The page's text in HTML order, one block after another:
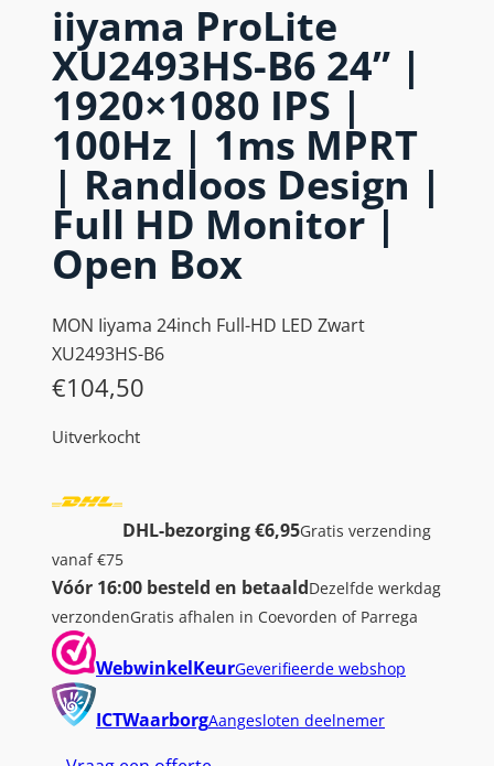
iiyama ProLite
XU2493HS-B6 24” |
1920×1080 IPS |
100Hz | 1ms MPRT
| Randloos Design |
Full HD Monitor |
Open Box
MON Iiyama 24inch Full-HD LED Zwart
XU2493HS-B6
€104,50
Uitverkocht
DHL-bezorging €6,95Gratis verzending
vanaf €75
Vóór 16:00 besteld en betaaldDezelfde werkdag
verzondenGratis afhalen in Coevorden of Parrega
WebwinkelKeurGeverifieerde webshop
ICTWaarborgAangesloten deelnemer